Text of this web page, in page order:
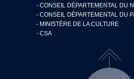
- CONSEIL DÉPARTEMENTAL DU
- CONSEIL DÉPARTEMENTAL DU
- MINISTÈRE DE LA CULTURE
- CSA